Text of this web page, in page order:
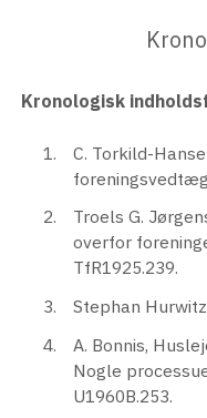
Kronologisk
C. Torkild-
Troels G.
overfor
TfR1925.239.
Stephan
A. Bonnis,
Nogle
U1960B.253.